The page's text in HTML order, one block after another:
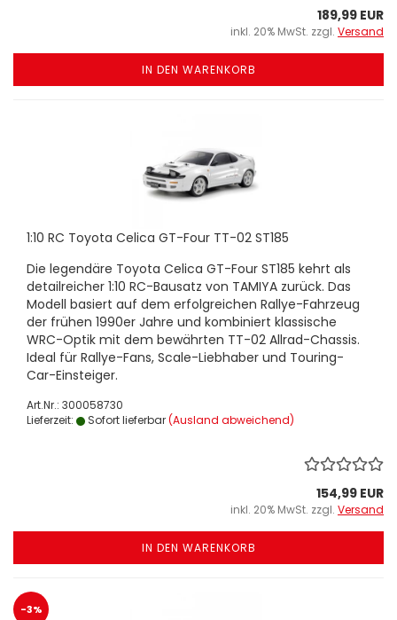
189,99 EUR
inkl. 20% MwSt. zzgl. Versand
IN DEN WARENKORB
1:10 RC Toyota Celica GT-Four TT-02 ST185
Die legendäre Toyota Celica GT-Four ST185 kehrt als
detailreicher 1:10 RC-Bausatz von TAMIYA zurück. Das
Modell basiert auf dem erfolgreichen Rallye-Fahrzeug
der frühen 1990er Jahre und kombiniert klassische
WRC-Optik mit dem bewährten TT-02 Allrad-Chassis.
Ideal für Rallye-Fans, Scale-Liebhaber und Touring-
Car-Einsteiger.
Art.Nr.: 300058730
Lieferzeit:
Sofort lieferbar(Ausland abweichend)
154,99 EUR
inkl. 20% MwSt. zzgl. Versand
IN DEN WARENKORB
-3%